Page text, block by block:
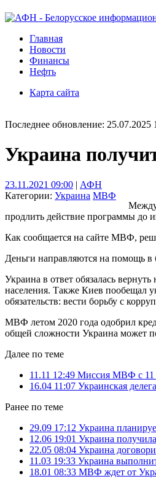
Главная
Новости
Финансы
Нефть
Карта сайта
Последнее обновление: 25.07.2025
Украина
23.11.2021 09:00 | АФН
Категории: Украина МВФ
продлить действие программы до
Как сообщается на сайте МВФ,
Деньги направляются на помощь в
Украина в ответ обязалась
населения. Также Киев пообещал
обязательств: вести борьбу с
МВФ летом 2020 года одобрил
общей сложности Украина может
Далее по теме
11.11 12:49 Миссия МВФ с 11
16.04 11:07 Украинская
Ранее по теме
29.09 17:12 Украина
12.06 19:01 Украина
22.05 08:04 Украина
11.03 19:33 Украина
18.01 08:33 МВФ ждет от